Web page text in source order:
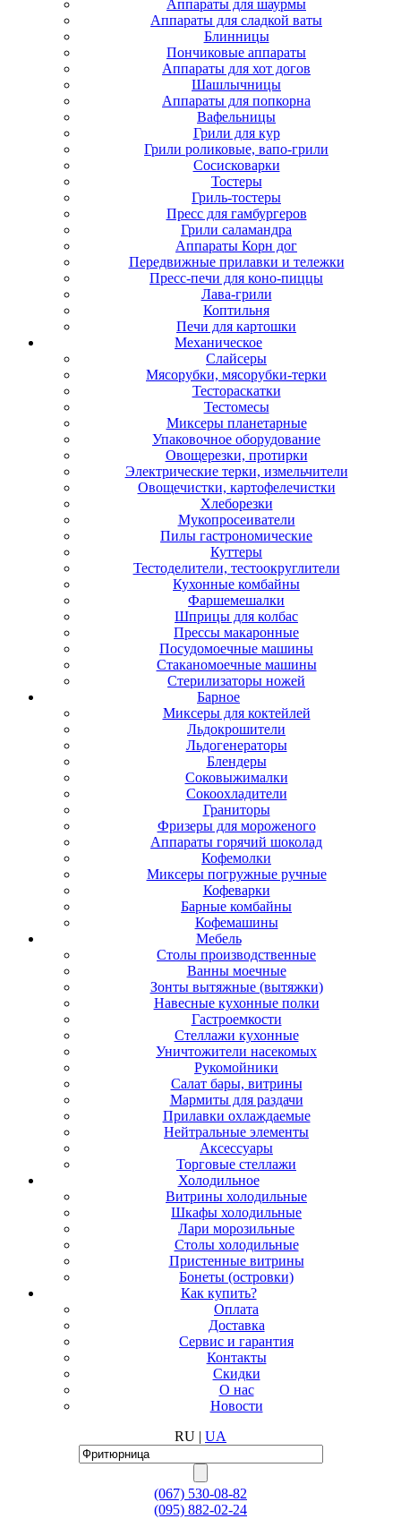
Аппараты для шаурмы
Аппараты для сладкой ваты
Блинницы
Пончиковые аппараты
Аппараты для хот догов
Шашлычницы
Аппараты для попкорна
Вафельницы
Грили для кур
Грили роликовые, вапо-грили
Сосисковарки
Тостеры
Гриль-тостеры
Пресс для гамбургеров
Грили саламандра
Аппараты Корн дог
Передвижные прилавки и тележки
Пресс-печи для коно-пиццы
Лава-грили
Коптильня
Печи для картошки
Механическое
Слайсеры
Мясорубки, мясорубки-терки
Тестораскатки
Тестомесы
Миксеры планетарные
Упаковочное оборудование
Овощерезки, протирки
Электрические терки, измельчители
Овощечистки, картофелечистки
Хлеборезки
Мукопросеиватели
Пилы гастрономические
Куттеры
Тестоделители, тестоокруглители
Кухонные комбайны
Фаршемешалки
Шприцы для колбас
Прессы макаронные
Посудомоечные машины
Стаканомоечные машины
Стерилизаторы ножей
Барное
Миксеры для коктейлей
Льдокрошители
Льдогенераторы
Блендеры
Соковыжималки
Сокоохладители
Граниторы
Фризеры для мороженого
Аппараты горячий шоколад
Кофемолки
Миксеры погружные ручные
Кофеварки
Барные комбайны
Кофемашины
Мебель
Столы производственные
Ванны моечные
Зонты вытяжные (вытяжки)
Навесные кухонные полки
Гастроемкости
Стеллажи кухонные
Уничтожители насекомых
Рукомойники
Салат бары, витрины
Мармиты для раздачи
Прилавки охлаждаемые
Нейтральные элементы
Аксессуары
Торговые стеллажи
Холодильное
Витрины холодильные
Шкафы холодильные
Лари морозильные
Столы холодильные
Пристенные витрины
Бонеты (островки)
Как купить?
Оплата
Доставка
Сервис и гарантия
Контакты
Скидки
О нас
Новости
RU | UA
(067) 530-08-82
(095) 882-02-24